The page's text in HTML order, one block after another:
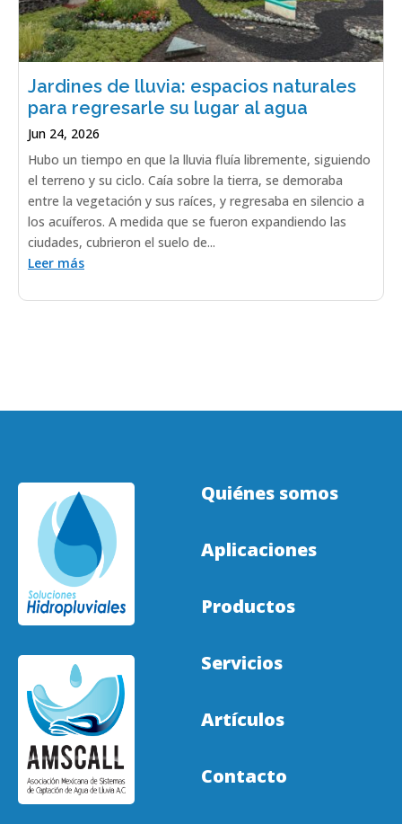
Jardines de lluvia: espacios naturales
para regresarle su lugar al agua
Jun 24, 2026
Hubo un tiempo en que la lluvia fluía libremente, siguiendo
el terreno y su ciclo. Caía sobre la tierra, se demoraba
entre la vegetación y sus raíces, y regresaba en silencio a
los acuíferos. A medida que se fueron expandiendo las
ciudades, cubrieron el suelo de...
Leer más
Quiénes somos
Aplicaciones
Productos
Servicios
Artículos
Contacto